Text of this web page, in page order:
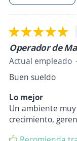
Operador de
Actual empleado
Buen sueldo
Lo mejor
Un ambiente
crecimiento,